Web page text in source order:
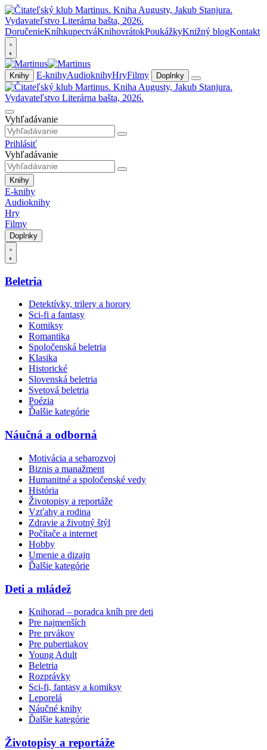
DoručenieKníhkupectváKnihovrátokPoukážkyKnižný blogKontakt
Knihy E-knihyAudioknihyHryFilmy Doplnky
Vyhľadávanie
Prihlásiť
Vyhľadávanie
Knihy
E-knihy
Audioknihy
Hry
Filmy
Doplnky
Beletria
Detektívky, trilery a horory
Sci-fi a fantasy
Komiksy
Romantika
Spoločenská beletria
Klasika
Historické
Slovenská beletria
Svetová beletria
Poézia
Ďalšie kategórie
Náučná a odborná
Motivácia a sebarozvoj
Biznis a manažment
Humanitné a spoločenské vedy
História
Životopisy a reportáže
Vzťahy a rodina
Zdravie a životný štýl
Počítače a internet
Hobby
Umenie a dizajn
Ďalšie kategórie
Deti a mládež
Knihorad – poradca kníh pre deti
Pre najmenších
Pre prvákov
Pre pubertiakov
Young Adult
Beletria
Rozprávky
Sci-fi, fantasy a komiksy
Leporelá
Náučné knihy
Ďalšie kategórie
Životopisy a reportáže